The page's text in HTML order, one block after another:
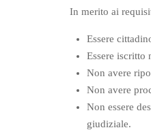
In merito ai
Essere
Essere iscritto
Non avere
Non avere
Non essere
giudiziale.